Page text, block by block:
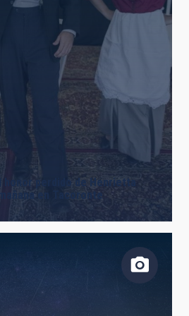
honor perdido de Henrietta
en Tacoronte